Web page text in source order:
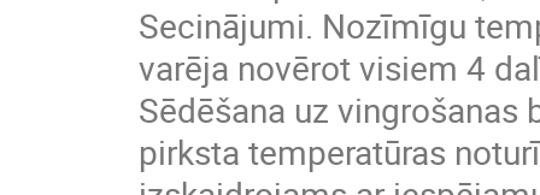
Secinājumi. Nozīmīgu
varēja novērot visiem 4
Sēdēšana uz
pirksta temperatūras